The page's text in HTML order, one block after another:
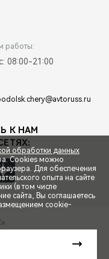
работы:
08:00-21:00
К НАМ
обработки данных
Cookies можно
Для обеспечения
опыта на сайте
(в том числе
сайта, Вы соглашаетесь
cookie-